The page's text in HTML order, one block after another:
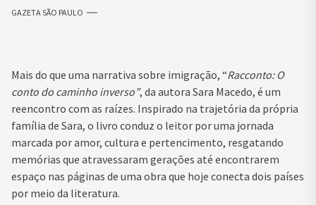
GAZETA SÃO PAULO
Mais do que uma narrativa sobre imigração, “Racconto: O
conto do caminho inverso”, da autora Sara Macedo, é um
reencontro com as raízes. Inspirado na trajetória da própria
família de Sara, o livro conduz o leitor por uma jornada
marcada por amor, cultura e pertencimento, resgatando
memórias que atravessaram gerações até encontrarem
espaço nas páginas de uma obra que hoje conecta dois países
por meio da literatura.